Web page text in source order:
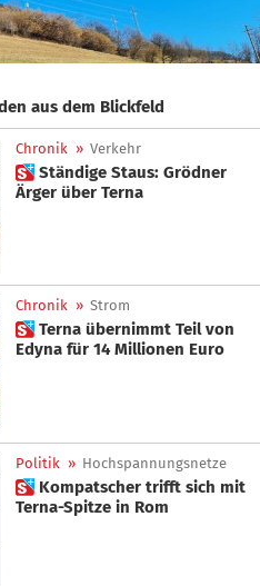
aus dem Blickfeld
Chronik » Verkehr
 Ständige Staus: Grödner
Ärger über Terna
Chronik » Strom
 Terna übernimmt Teil von
Edyna für 14 Millionen Euro
Politik » Hochspannungsnetze
 Kompatscher trifft sich mit
Terna-Spitze in Rom